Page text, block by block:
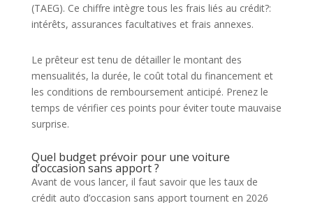
(TAEG). Ce chiffre intègre tous les frais liés au crédit?:
intérêts, assurances facultatives et frais annexes.
Le prêteur est tenu de détailler le montant des
mensualités, la durée, le coût total du financement et
les conditions de remboursement anticipé. Prenez le
temps de vérifier ces points pour éviter toute mauvaise
surprise.
Quel budget prévoir pour une voiture
d’occasion sans apport ?
Avant de vous lancer, il faut savoir que les taux de
crédit auto d’occasion sans apport tournent en 2026